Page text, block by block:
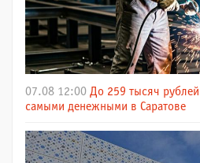
07.08 12:00 До 259 тысяч
самыми денежными в Саратове